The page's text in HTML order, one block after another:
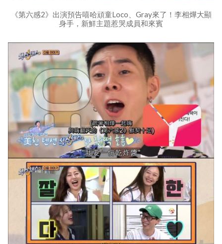
《第六感2》出演預告嘻哈頑童Loco、Gray來了！李相燁大顯
身手，新鮮主題惹哭成員和來賓